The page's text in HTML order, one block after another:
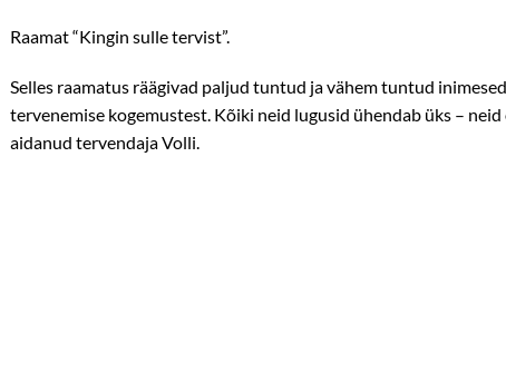
Raamat “Kingin sulle tervist”.
Selles raamatus räägivad paljud tuntud ja vähem tuntud
tervenemise kogemustest. Kõiki neid lugusid ühendab üks – neid
aidanud tervendaja Volli.